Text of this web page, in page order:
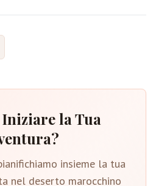
la Tua
insieme la tua
nel deserto marocchino